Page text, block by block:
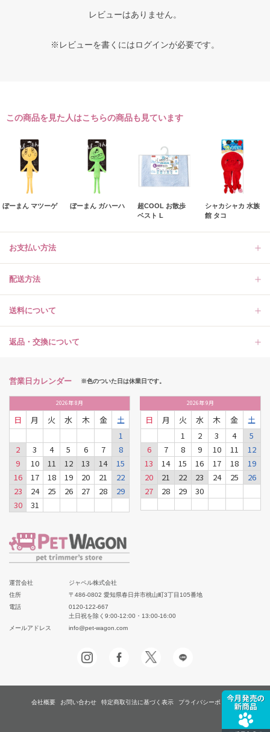
レビューはありません。
※レビューを書くにはログインが必要です。
この商品を見た人はこちらの商品も見ています
ぼーまん マツーゲ ぼーまん ガハーハ
超COOL お散歩
ベスト L
シャカシャカ 水族
館 タコ
お支払い方法
配送方法
送料について
返品・交換について
営業日カレンダー ※色のついた日は休業日です。
2026年8月
日 月 火 水 木 金
土
1
2
3 4 5 6 7
8
9
10 11 12 13 14
15
16
17 18 19 20 21
22
23
24 25 26 27 28
29
30
31
2026年9月
日 月 火 水 木 金
土
1
2 3 4
5
6
7 8 9 10 11
12
13
14 15 16 17 18
19
20
21 22 23 24 25
26
27
28 29 30
運営会社
ジャペル株式会社
住所
〒486-0802 愛知県春日井市桃山町3丁目105番地
電話
0120-122-667
土日祝を除く9:00-12:00・13:00-16:00
メールアドレス
info@pet-wagon.com
会社概要 お問い合わせ 特定商取引法に基づく表示 プライバシーポリシー